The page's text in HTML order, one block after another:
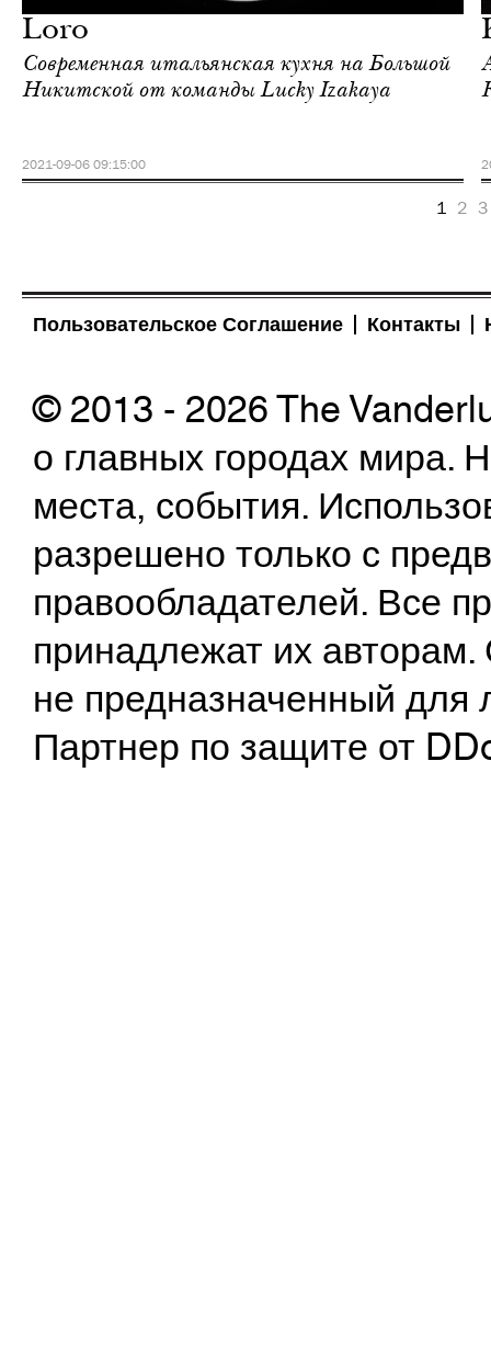
Loro
Современная итальянская кухня на Большой
Никитской от команды Lucky Izakaya
2021-09-06 09:15:00
1 2 3
Пользовательское Соглашение Контакты
© 2013 - 2026 The
о главных городах
места, события.
разрешено только с
правообладателей. Все
принадлежат их
не предназначенный
Партнер по защите от